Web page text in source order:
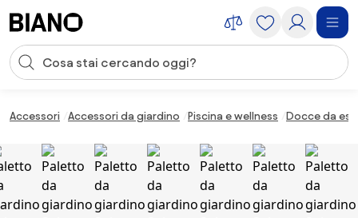
Input della ricerca
Accessori Accessori da giardino Piscina e wellness Docce da